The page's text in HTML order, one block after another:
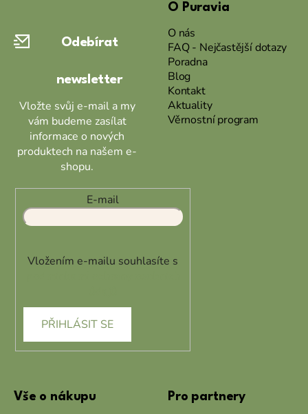
Odebírat
newsletter
Vložte svůj e-mail a my
vám budeme zasílat
informace o nových
produktech na našem e-
shopu.
E-mail
Vložením e-mailu souhlasíte s
PŘIHLÁSIT SE
O Puravia
O nás
FAQ - Nejčastější dotazy
Poradna
Blog
Kontakt
Aktuality
Věrnostní program
Vše o nákupu Pro partnery